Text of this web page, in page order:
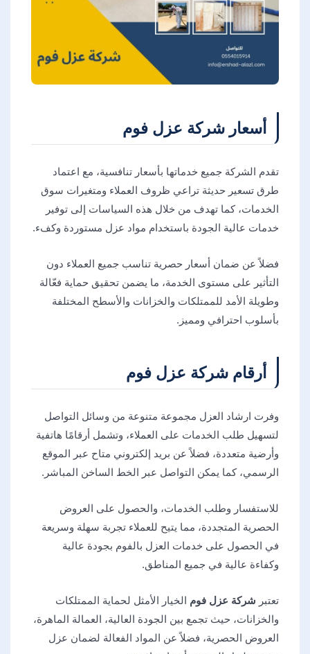
أسعار شركة عزل فوم
تقدم الشركة جميع خدماتها بأسعار تنافسية، مع اعتماد
طرق تسعير حديثة تراعي ظروف العملاء ومتغيرات سوق
الخدمات، كما تهدف من خلال هذه السياسات إلى توفير
خدمات عالية الجودة باستخدام مواد عزل مستوردة وكفء.
فضلاً عن ضمان أسعار حصرية تناسب جميع العملاء دون
التأثير على مستوى الخدمة، ما يضمن تحقيق حماية فعّالة
وطويلة الأمد للممتلكات والخزانات والأسطح المختلفة
بأسلوب احترافي ومميز.
أرقام شركة عزل فوم
وفرت ارشاد العزل مجموعة متنوعة من وسائل التواصل
لتسهيل طلب الخدمات على العملاء، وتشمل أرقامًا هاتفية
وأرضية متعددة، فضلاً عن بريد إلكتروني متاح عبر الموقع
الرسمي، كما يمكن التواصل عبر الخط الساخن المباشر.
للاستفسار وطلب الخدمات، والحصول على العروض
الحصرية المتجددة، مما يتيح للعملاء تجربة سهلة وسريعة
في الحصول على خدمات العزل بالفوم بجودة عالية
وكفاءة عالية في جميع المناطق.
تعتبر شركة عزل فوم الخيار الأمثل لحماية الممتلكات
والخزانات، حيث تجمع بين الجودة العالية، العمالة الماهرة،
العروض الحصرية، فضلاً عن المواد الفعالة لضمان عزل